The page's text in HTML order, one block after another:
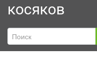
косяков